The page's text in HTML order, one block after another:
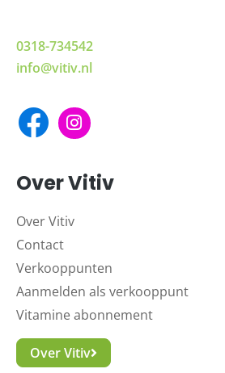
0318-734542
info@vitiv.nl
Over Vitiv
Over Vitiv
Contact
Verkooppunten
Aanmelden als verkooppunt
Vitamine abonnement
Over Vitiv